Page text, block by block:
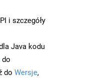
i szczegóły
Java kodu
do
do Wersje,